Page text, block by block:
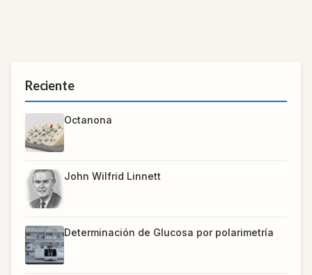
Reciente
Octanona
John Wilfrid Linnett
Determinación de Glucosa por polarimetría